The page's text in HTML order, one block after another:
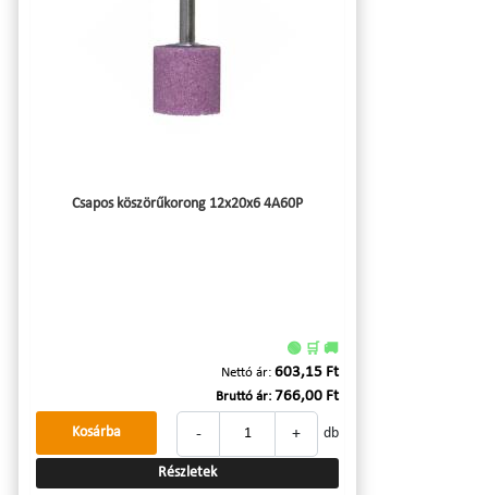
Csapos köszörűkorong 12x20x6 4A60P
🟢 🛒 🚚
Nettó ár: 603,15 Ft
Bruttó ár: 766,00 Ft
- + db
Kosárba
Részletek